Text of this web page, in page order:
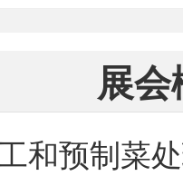
展
和预制菜